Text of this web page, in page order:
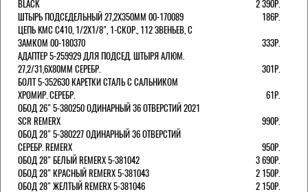
BLACK
2 390Р.
ШТЫРЬ ПОДСЕДЕЛЬНЫЙ 27,2Х350ММ 00-170089
186Р.
ЦЕПЬ KMC C410, 1/2Х1/8", 1-СКОР., 112 ЗВЕНЬЕВ, С
ЗАМКОМ 00-180370
333Р.
АДАПТЕР 5-259929 ДЛЯ ПОДСЕД. ШТЫРЯ АЛЮМ.
27,2/31,6Х80ММ СЕРЕБР.
301Р.
БОЛТ 5-352630 КАРЕТКИ СТАЛЬ С САЛЬНИКОМ
ХРОМИР. СЕРЕБР.
61Р.
ОБОД 26" 5-380250 ОДИНАРНЫЙ 36 ОТВЕРСТИЙ 2021
SCR REMERX
990Р.
ОБОД 28" 5-380227 ОДИНАРНЫЙ 36 ОТВЕРСТИЙ
СЕРЕБР. REMERX
950Р.
ОБОД 28" БЕЛЫЙ REMERX 5-381042
3 690Р.
ОБОД 28" КРАСНЫЙ REMERX 5-381043
2 150Р.
ОБОД 28" ЖЕЛТЫЙ REMERX 5-381046
2 150Р.